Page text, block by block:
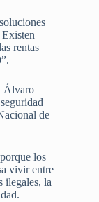
rentas
Álvaro
de
los
vivir entre
ilegales, la